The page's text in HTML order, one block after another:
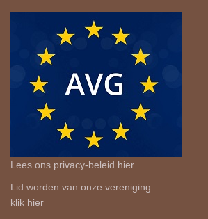
Lees ons privacy-beleid hier
Lid worden van onze vereniging:
klik hier